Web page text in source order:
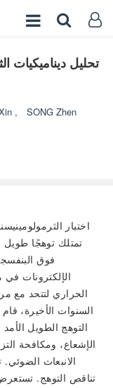
تحليل ديناميكيات
,
SONG Zhen
اختبار
تمتلك توهجًا طويل
فوق
الإلكترونات في
الحراري لتتحد مع
السنوات الأخيرة،
التوهج الطويل
الإشعاع، ومكافحة
الانبعاث
تناقص التوهج.